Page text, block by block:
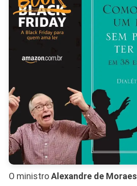
O ministroAlexandre de Moraes